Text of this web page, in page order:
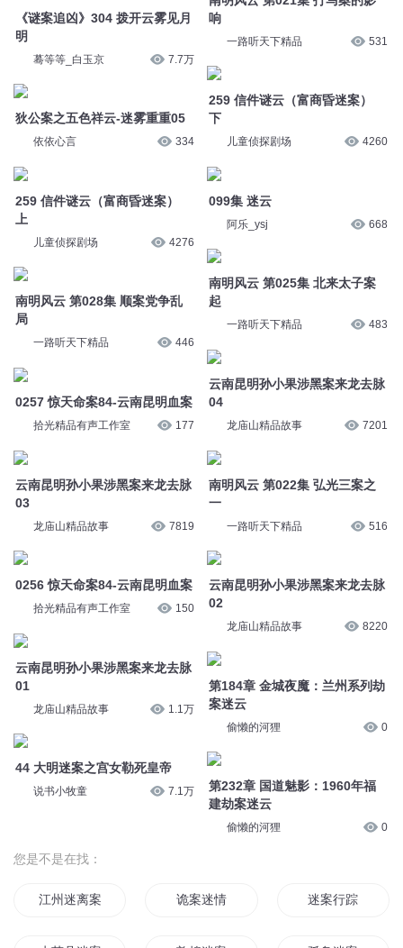
《谜案追凶》304 拨开云雾见月
明
蓦等等_白玉京 7.7万
狄公案之五色祥云-迷雾重重05
依依心言 334
259 信件谜云（富商昏迷案）
上
儿童侦探剧场 4276
南明风云 第028集 顺案党争乱
局
一路听天下精品 446
0257 惊天命案84-云南昆明血案
拾光精品有声工作室 177
云南昆明孙小果涉黑案来龙去脉
03
龙庙山精品故事 7819
0256 惊天命案84-云南昆明血案
拾光精品有声工作室 150
云南昆明孙小果涉黑案来龙去脉
01
龙庙山精品故事 1.1万
44 大明迷案之宫女勒死皇帝
说书小牧童 7.1万
响
一路听天下精品 531
259 信件谜云（富商昏迷案）
下
儿童侦探剧场 4260
099集 迷云
阿乐_ysj 668
南明风云 第025集 北来太子案
起
一路听天下精品 483
云南昆明孙小果涉黑案来龙去脉
04
龙庙山精品故事 7201
南明风云 第022集 弘光三案之
一
一路听天下精品 516
云南昆明孙小果涉黑案来龙去脉
02
龙庙山精品故事 8220
第184章 金城夜魔：兰州系列劫
案迷云
偷懒的河狸 0
第232章 国道魅影：1960年福
建劫案迷云
偷懒的河狸 0
您是不是在找：
江州迷离案 诡案迷情 迷案行踪